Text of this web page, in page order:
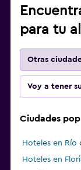
para tu
Otras
Voy a tener
Ciudades
Hoteles en Río
Hoteles en